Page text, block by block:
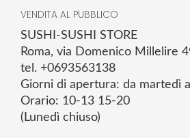
VENDITA AL PUBBLICO
SUSHI-SUSHI STORE
Roma, via Domenico Millelire
tel. +0693563138
Giorni di apertura: da martedì
Orario: 10-13 15-20
(Lunedì chiuso)